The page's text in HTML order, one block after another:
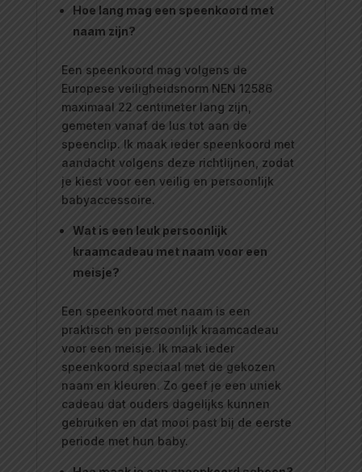
Hoe lang mag een speenkoord met
naam zijn?
Een speenkoord mag volgens de
Europese veiligheidsnorm NEN 12586
maximaal 22 centimeter lang zijn,
gemeten vanaf de lus tot aan de
speenclip. Ik maak ieder speenkoord met
aandacht volgens deze richtlijnen, zodat
je kiest voor een veilig en persoonlijk
babyaccessoire.
Wat is een leuk persoonlijk
kraamcadeau met naam voor een
meisje?
Een speenkoord met naam is een
praktisch en persoonlijk kraamcadeau
voor een meisje. Ik maak ieder
speenkoord speciaal met de gekozen
naam en kleuren. Zo geef je een uniek
cadeau dat ouders dagelijks kunnen
gebruiken en dat mooi past bij de eerste
periode met hun baby.